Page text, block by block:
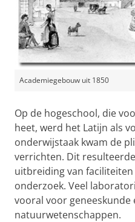
Academiegebouw uit 1850
Op de hogeschool, die
heet, werd het Latijn als
onderwijstaak kwam de
verrichten. Dit
uitbreiding van
onderzoek. Veel
vooral voor geneeskunde
natuurwetenschappen.